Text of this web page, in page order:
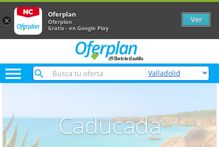

Caducada
×
Oferplan
Oferplan
Gratis - en Google Play
Ver